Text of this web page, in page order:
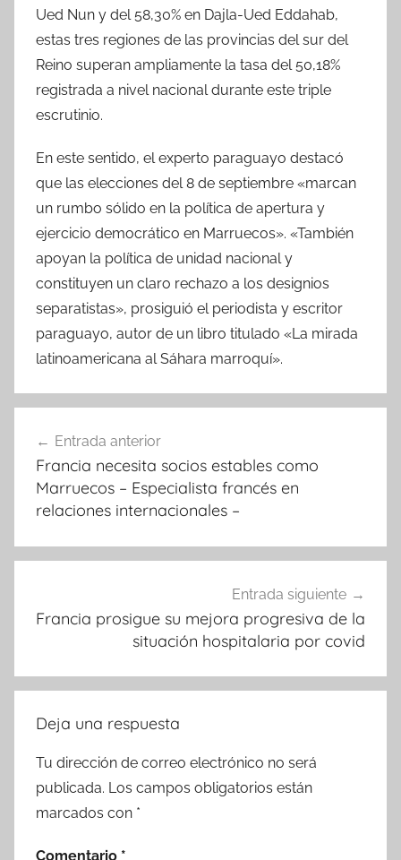
Ued Nun y del 58,30% en Dajla-Ued Eddahab,
estas tres regiones de las provincias del sur del
Reino superan ampliamente la tasa del 50,18%
registrada a nivel nacional durante este triple
escrutinio.
En este sentido, el experto paraguayo destacó
que las elecciones del 8 de septiembre «marcan
un rumbo sólido en la política de apertura y
ejercicio democrático en Marruecos». «También
apoyan la política de unidad nacional y
constituyen un claro rechazo a los designios
separatistas», prosiguió el periodista y escritor
paraguayo, autor de un libro titulado «La mirada
latinoamericana al Sáhara marroquí».
de
entradas
Entrada anterior
Francia necesita socios estables como
Marruecos – Especialista francés en
relaciones internacionales –
Entrada siguiente
Francia prosigue su mejora progresiva de la
situación hospitalaria por covid
Deja una respuesta
Tu dirección de correo electrónico no será
publicada. Los campos obligatorios están
marcados con *
Comentario *